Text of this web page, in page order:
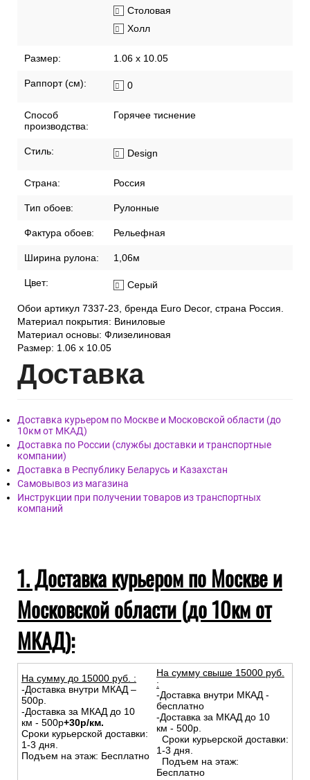
Столовая
Холл
Размер: 1.06 x 10.05
Раппорт (см): 0
Способ
производства:
Горячее тиснение
Стиль: Design
Страна: Россия
Тип обоев: Рулонные
Фактура обоев: Рельефная
Ширина рулона: 1,06м
Цвет: Серый
Обои артикул 7337-23, бренда Euro Decor, страна Россия.
Материал покрытия: Виниловые
Материал основы: Флизелиновая
Размер: 1.06 x 10.05
Доставка
Доставка курьером по Москве и Московской области (до
10км от МКАД)
Доставка по России (службы доставки и транспортные
компании)
Доставка в Республику Беларусь и Казахстан
Самовывоз из магазина
Инструкции при получении товаров из транспортных
компаний
1. Доставка курьером по Москве и
Московской области (до 10км от
МКАД):
На сумму до 15000 руб. :
-Доставка внутри МКАД –
500р.
-Доставка за МКАД до 10
км - 500р+30р/км.
Сроки курьерской доставки:
1-3 дня.
Подъем на этаж: Бесплатно
На сумму свыше 15000 руб.
:
-Доставка внутри МКАД -
бесплатно
-Доставка за МКАД до 10
км - 500р.
Сроки курьерской доставки:
1-3 дня.
Подъем на этаж:
Бесплатно